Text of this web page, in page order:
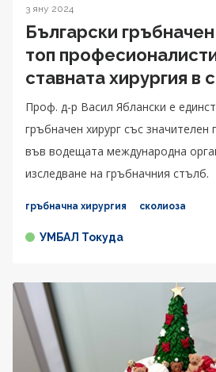
3 яну 2024
Български
топ
ставната хирургия в
Проф. д-р Васил Яблански e
гръбначен хирург със значителен
във водещата международна
изследване на гръбначния стълб.
гръбначна хирургия сколиоза
УМБАЛ Токуда